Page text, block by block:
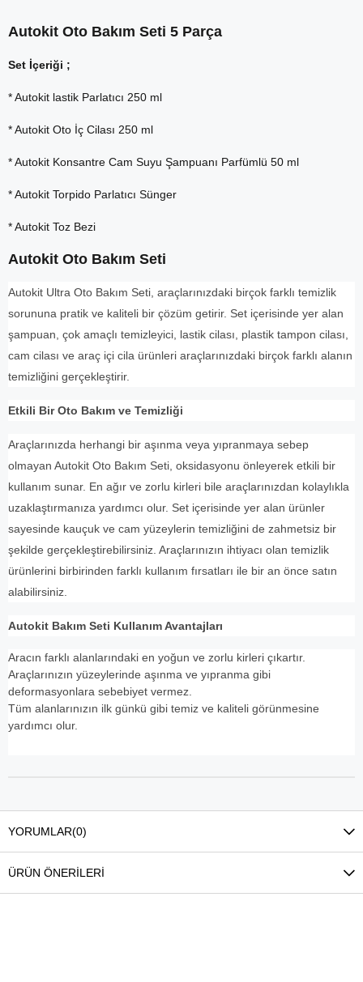
Autokit Oto Bakım Seti 5 Parça
Set İçeriği ;
* Autokit lastik Parlatıcı 250 ml
* Autokit Oto İç Cilası 250 ml
* Autokit Konsantre Cam Suyu Şampuanı Parfümlü 50 ml
* Autokit Torpido Parlatıcı Sünger
* Autokit Toz Bezi
Autokit Oto Bakım Seti
Autokit Ultra Oto Bakım Seti, araçlarınızdaki birçok farklı temizlik
sorununa pratik ve kaliteli bir çözüm getirir. Set içerisinde yer alan
şampuan, çok amaçlı temizleyici, lastik cilası, plastik tampon cilası,
cam cilası ve araç içi cila ürünleri araçlarınızdaki birçok farklı alanın
temizliğini gerçekleştirir.
Etkili Bir Oto Bakım ve Temizliği
Araçlarınızda herhangi bir aşınma veya yıpranmaya sebep
olmayan Autokit Oto Bakım Seti, oksidasyonu önleyerek etkili bir
kullanım sunar. En ağır ve zorlu kirleri bile araçlarınızdan kolaylıkla
uzaklaştırmanıza yardımcı olur. Set içerisinde yer alan ürünler
sayesinde kauçuk ve cam yüzeylerin temizliğini de zahmetsiz bir
şekilde gerçekleştirebilirsiniz. Araçlarınızın ihtiyacı olan temizlik
ürünlerini birbirinden farklı kullanım fırsatları ile bir an önce satın
alabilirsiniz.
Autokit Bakım Seti Kullanım Avantajları
Aracın farklı alanlarındaki en yoğun ve zorlu kirleri çıkartır.
Araçlarınızın yüzeylerinde aşınma ve yıpranma gibi
deformasyonlara sebebiyet vermez.
Tüm alanlarınızın ilk günkü gibi temiz ve kaliteli görünmesine
yardımcı olur.
YORUMLAR(0)
ÜRÜN ÖNERILERI